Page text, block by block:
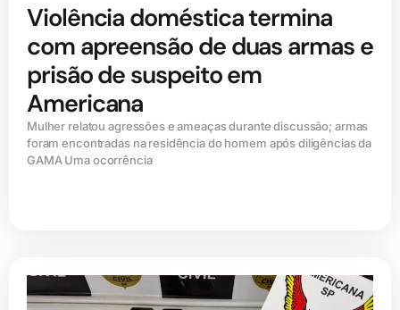
Violência doméstica termina
com apreensão de duas armas e
prisão de suspeito em
Americana
Mulher relatou agressões e ameaças durante discussão; armas
foram encontradas na residência do homem após diligências da
GAMA Uma ocorrência